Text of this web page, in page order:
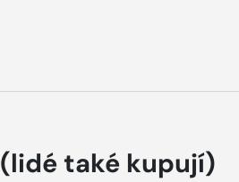
(lidé také kupují)